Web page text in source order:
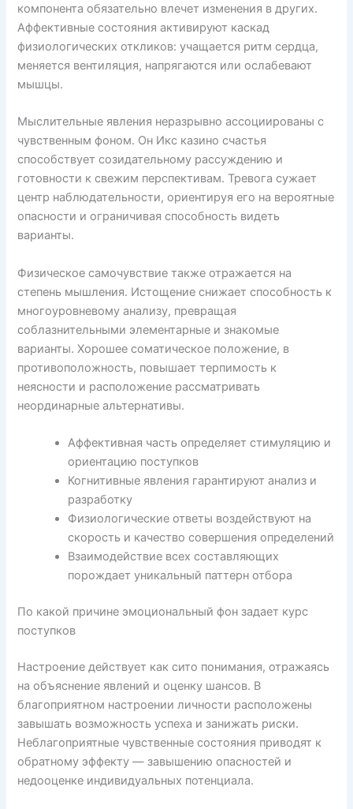
компонента обязательно влечет изменения в других.
Аффективные состояния активируют каскад
физиологических откликов: учащается ритм сердца,
меняется вентиляция, напрягаются или ослабевают
мышцы.
Мыслительные явления неразрывно ассоциированы с
чувственным фоном. Он Икс казино счастья
способствует созидательному рассуждению и
готовности к свежим перспективам. Тревога сужает
центр наблюдательности, ориентируя его на вероятные
опасности и ограничивая способность видеть
варианты.
Физическое самочувствие также отражается на
степень мышления. Истощение снижает способность к
многоуровневому анализу, превращая
соблазнительными элементарные и знакомые
варианты. Хорошее соматическое положение, в
противоположность, повышает терпимость к
неясности и расположение рассматривать
неординарные альтернативы.
Аффективная часть определяет стимуляцию и
ориентацию поступков
Когнитивные явления гарантируют анализ и
разработку
Физиологические ответы воздействуют на
скорость и качество совершения определений
Взаимодействие всех составляющих
порождает уникальный паттерн отбора
По какой причине эмоциональный фон задает курс
поступков
Настроение действует как сито понимания, отражаясь
на объяснение явлений и оценку шансов. В
благоприятном настроении личности расположены
завышать возможность успеха и занижать риски.
Неблагоприятные чувственные состояния приводят к
обратному эффекту — завышению опасностей и
недооценке индивидуальных потенциала.